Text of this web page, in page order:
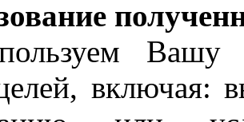
Вашу
включая: